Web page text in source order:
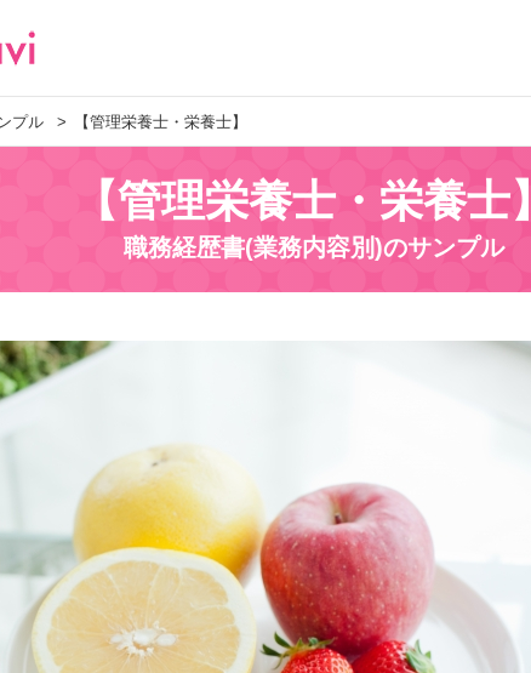
プル 【管理栄養士・栄養士】
【管理栄養士・栄養士】
職務経歴書(業務内容別)のサンプル